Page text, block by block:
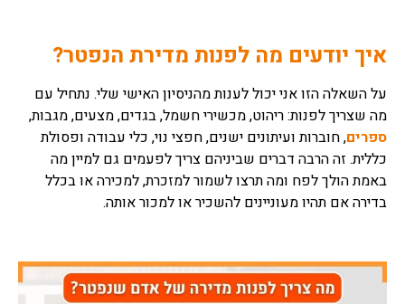
איך יודעים מה לפנות מדירת הנפטר?
על השאלה הזו אני יכול לענות מהניסיון האישי שלי. נתחיל עם
מה שצריך לפנות: ריהוט, מכשירי חשמל, בגדים, מצעים, מגבות,
ספרים, חוברות ועיתונים ישנים, חפצי נוי, כלי עבודה ופסולת
כללית. זה הרבה דברים שביניהם צריך לפעמים גם למיין מה
באמת הולך לפח ומה תרצו לשמור למזכרת, למכירה או בכלל
בדירה אם תהיו מעוניינים להשכיר או למכור אותה.